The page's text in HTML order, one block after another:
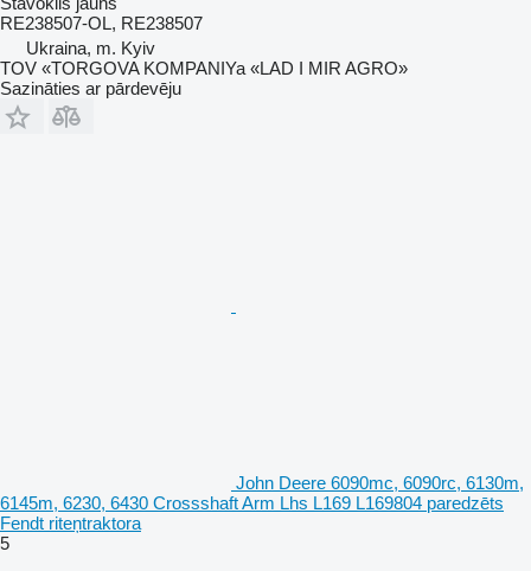
RE238507-OL, RE238507
Ukraina, m. Kyiv
TOV «TORGOVA KOMPANIYa «LAD I MIR AGRO»
Sazināties ar pārdevēju
John Deere 6090mc, 6090rc, 6130m,
6145m, 6230, 6430 Crossshaft Arm Lhs L169 L169804 paredzēts
Fendt riteņtraktora
5